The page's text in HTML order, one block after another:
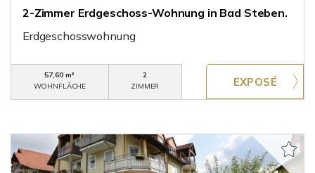
2-Zimmer Erdgeschoss-Wohnung in Bad Steben.
Erdgeschosswohnung
57,60 m²
WOHNFLÄCHE
2
ZIMMER